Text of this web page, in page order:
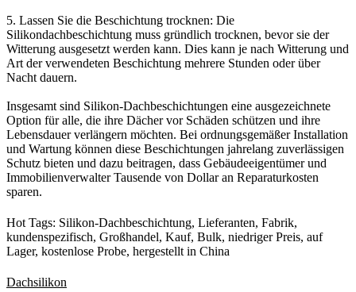
5. Lassen Sie die Beschichtung trocknen: Die
Silikondachbeschichtung muss gründlich trocknen, bevor sie der
Witterung ausgesetzt werden kann. Dies kann je nach Witterung und
Art der verwendeten Beschichtung mehrere Stunden oder über
Nacht dauern.
Insgesamt sind Silikon-Dachbeschichtungen eine ausgezeichnete
Option für alle, die ihre Dächer vor Schäden schützen und ihre
Lebensdauer verlängern möchten. Bei ordnungsgemäßer Installation
und Wartung können diese Beschichtungen jahrelang zuverlässigen
Schutz bieten und dazu beitragen, dass Gebäudeeigentümer und
Immobilienverwalter Tausende von Dollar an Reparaturkosten
sparen.
Hot Tags: Silikon-Dachbeschichtung, Lieferanten, Fabrik,
kundenspezifisch, Großhandel, Kauf, Bulk, niedriger Preis, auf
Lager, kostenlose Probe, hergestellt in China
Dachsilikon